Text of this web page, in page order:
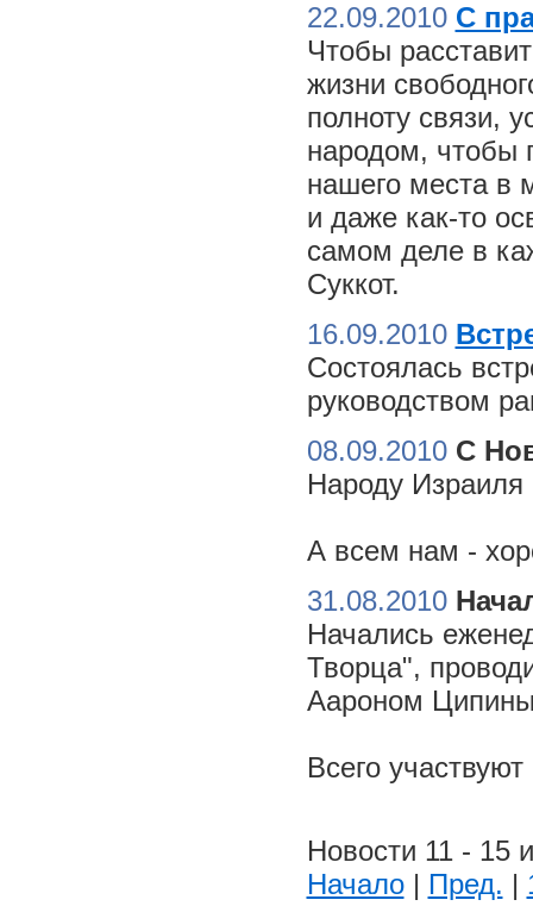
22.09.2010 С
Чтобы
жизни
полноту связи,
народом, чтобы
нашего места в
и даже как-то
самом деле в
Суккот.
16.09.2010
Состоялась
руководством
08.09.2010 С
Народу Израиля
А всем нам -
31.08.2010
Начались
Творца",
Аароном
Всего
Новости 11 - 15
Начало| Пред. |